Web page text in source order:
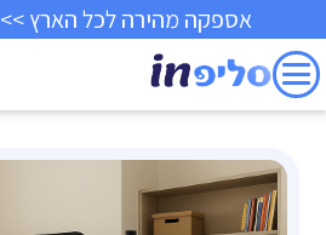
אספקה מהירה לכל הארץ >> 30 ימי ניסיון >>